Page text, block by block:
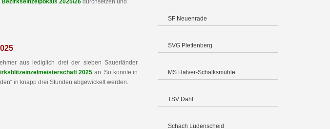
aus lediglich drei der sieben Sauerländer
2025 an. So konnte in
in knapp drei Stunden abgewickelt werden.
SF Neuenrade
SVG Plettenberg
MS Halver-Schalksmühle
TSV Dahl
Schach Lüdenscheid